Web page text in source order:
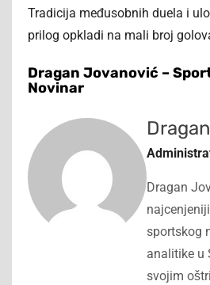
Tradicija međusobnih duela i
prilog opkladi na mali broj
Dragan Jovanović –
Novinar
Dragan
sportskog
analitike u
svojim